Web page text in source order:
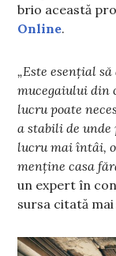
brio această
Online.
„Este esențial
mucegaiului din
lucru poate
a stabili de unde
lucru mai întâi,
menține casa
un expert în
sursa citată mai